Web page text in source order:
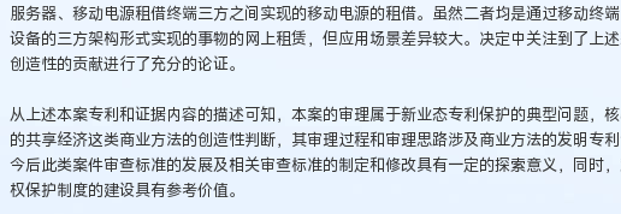
2026.03.09
服务器、移动电源租借终端三方之间实现的移动电源的租借。虽然二者均是通过移动终
设备的三方架构形式实现的事物的网上租赁，但应用场景差异较大。决定中关注到了上
创造性的贡献进行了充分的论证。
从上述本案专利和证据内容的描述可知，本案的审理属于新业态专利保护的典型问题，
的共享经济这类商业方法的创造性判断，其审理过程和审理思路涉及商业方法的发明专
今后此类案件审查标准的发展及相关审查标准的制定和修改具有一定的探索意义，同时
权保护制度的建设具有参考价值。